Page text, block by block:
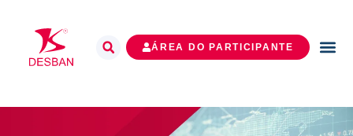
ÁREA DO PARTICIPANTE